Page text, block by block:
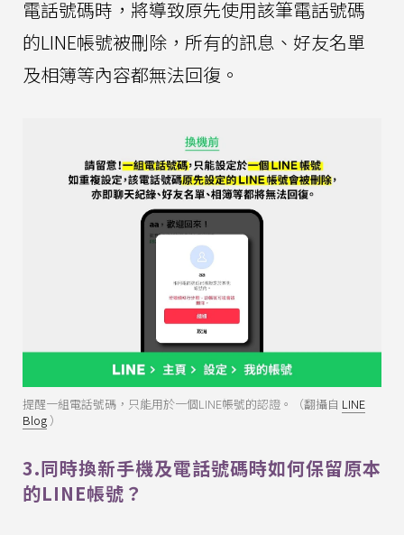
電話號碼時，將導致原先使用該筆電話號碼
的LINE帳號被刪除，所有的訊息、好友名單
及相簿等內容都無法回復。
提醒一組電話號碼，只能用於一個LINE帳號的認證。（翻攝自 LINE
Blog ）
3.同時換新手機及電話號碼時如何保留原本
的LINE帳號？